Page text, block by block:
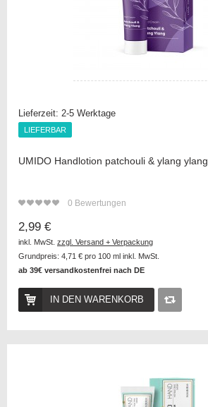
Lieferzeit: 2-5 Werktage
UMIDO Handlotion patchouli & ylang ylang
0 Bewertungen
LIEFERBAR
2,99 €
inkl. MwSt. zzgl. Versand + Verpackung
Grundpreis: 4,71 € pro 100 ml inkl. MwSt.
ab 39€ versandkostenfrei nach DE
LIEFERBAR
IN DEN WARENKORB